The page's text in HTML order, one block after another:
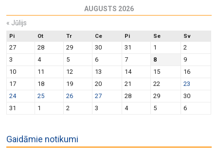
AUGUSTS 2026
« Jūlijs
Pi Ot Tr Ce Pi Se Sv
27 28 29 30 31 1
2
3
4 5 6 7 8
9
10
11 12 13 14 15
16
17
18 19 20 21 22
23
24
25 26 27 28 29
30
31
1 2 3 4 5 6
Gaidāmie notikumi